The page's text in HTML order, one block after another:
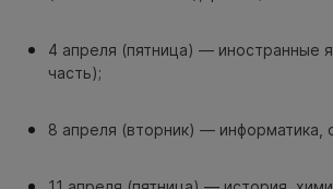
4 апреля (пятница) — иностранные
часть);
8 апреля (вторник) — информатика,